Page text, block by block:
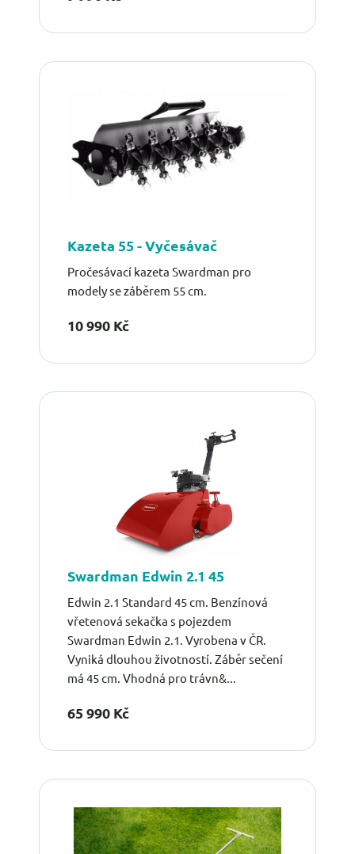
Kazeta 55 - Vyčesávač
Pročesávací kazeta Swardman pro
modely se záběrem 55 cm.
10 990 Kč
Swardman Edwin 2.1 45
Edwin 2.1 Standard 45 cm. Benzínová
vřetenová sekačka s pojezdem
Swardman Edwin 2.1. Vyrobena v ČR.
Vyniká dlouhou životností. Záběr sečení
má 45 cm. Vhodná pro trávn&...
65 990 Kč